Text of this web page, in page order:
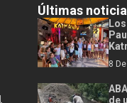
Últimas
8
de